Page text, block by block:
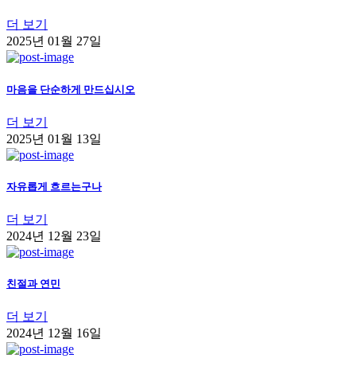
더 보기
2025년 01월 27일
마음을 단순하게 만드십시오
더 보기
2025년 01월 13일
자유롭게 흐르는구나
더 보기
2024년 12월 23일
친절과 연민
더 보기
2024년 12월 16일